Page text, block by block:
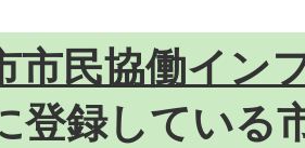
市民協働イン
登録している